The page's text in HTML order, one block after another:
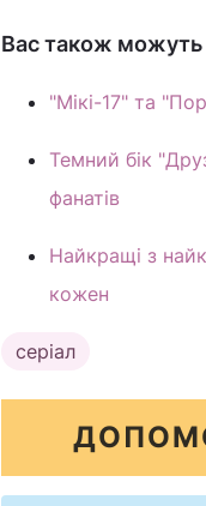
Вас також можуть
"Мікі-17" та
Темний бік
фанатів
Найкращі з
кожен
серіал